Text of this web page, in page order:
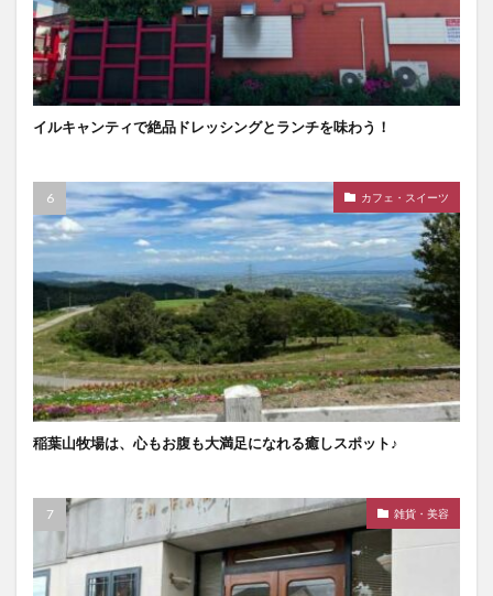
イルキャンティで絶品ドレッシングとランチを味わう！
カフェ・スイーツ
稲葉山牧場は、心もお腹も大満足になれる癒しスポット♪
雑貨・美容